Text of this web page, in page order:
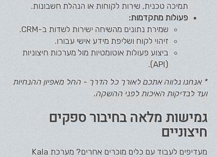
תמיכה טכנית, שירות לקוחות או הנהלת חשבונות.
פעולות מתקדמות:
שמירת נתונים מהשיחה ישירות לשדות ב-CRM.
זיהוי לקוח ושליפת מידע אישי עבורו.
ביצוע פעולות אוטומטיות מול מערכות חיצוניות
(API).
* אנחנו נלווה אתכם לאורך כל הדרך - החל מאפיון ההנחיות
ועד לבדיקות האיכות לפני ההשקה.
גמישות מלאה בחיבור ספקים
חיצוניים
מעדיפים לעבוד עם כלים מוכרים אחרים? מערכת Kala